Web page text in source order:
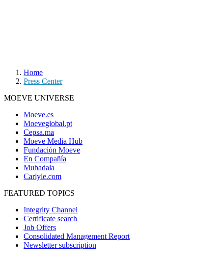
Home
Press Center
MOEVE UNIVERSE
Moeve.es
Moeveglobal.pt
Cepsa.ma
Moeve Media Hub
Fundación Moeve
En Compañía
Mubadala
Carlyle.com
FEATURED TOPICS
Integrity Channel
Certificate search
Job Offers
Consolidated Management Report
Newsletter subscription